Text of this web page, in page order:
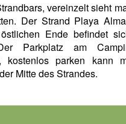
vereinzelt sieht
Der Strand Playa
Ende befindet
Parkplatz am
kostenlos parken kann
Mitte des Strandes.